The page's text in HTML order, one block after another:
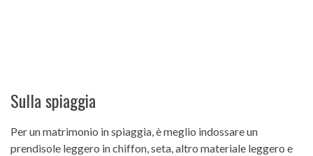
Sulla spiaggia
Per un matrimonio in spiaggia, è meglio indossare un
prendisole leggero in chiffon, seta, altro materiale leggero e